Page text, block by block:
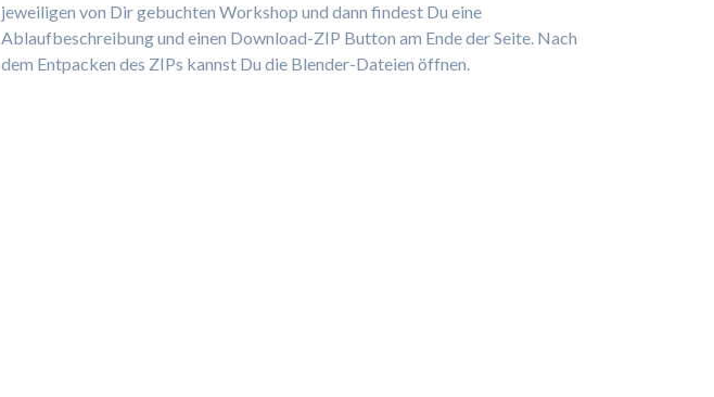
jeweiligen von Dir gebuchten Workshop und dann findest Du eine
Ablaufbeschreibung und einen Download-ZIP Button am Ende der Seite. Nach
dem Entpacken des ZIPs kannst Du die Blender-Dateien öffnen.